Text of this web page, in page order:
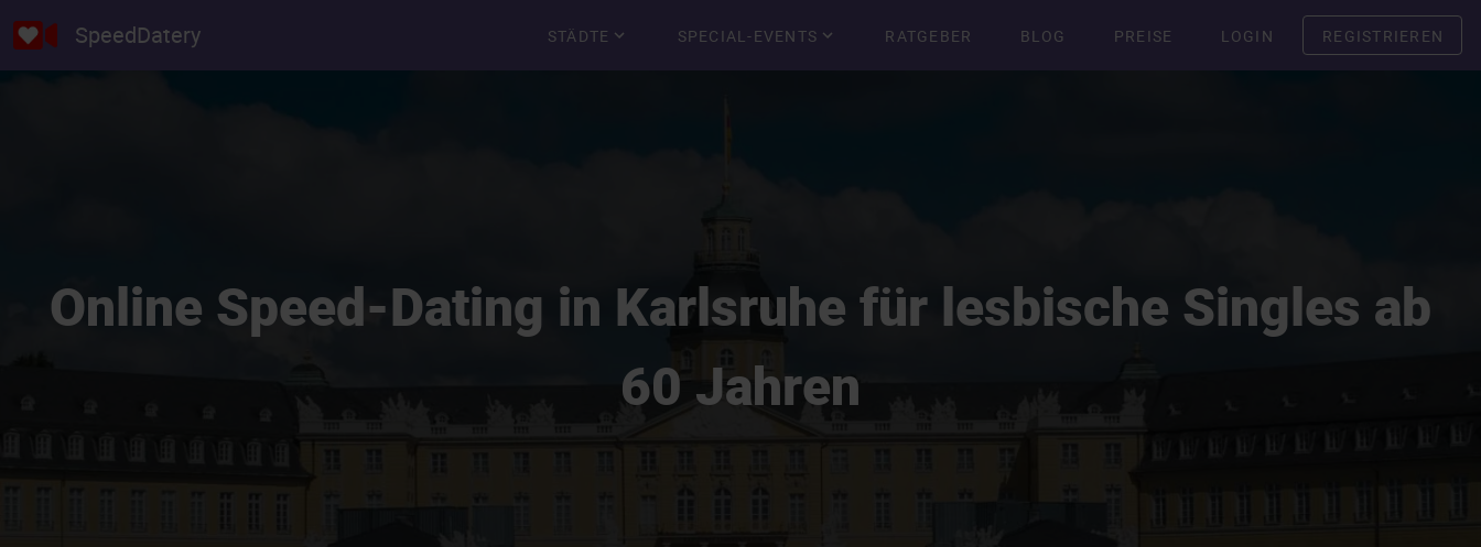
SpeedDatery STÄDTE SPECIAL-EVENTS RATGEBER BLOG PREISE LOGIN REGISTRIEREN
Online Speed-Dating in Karlsruhe für lesbische Singles ab
60 Jahren